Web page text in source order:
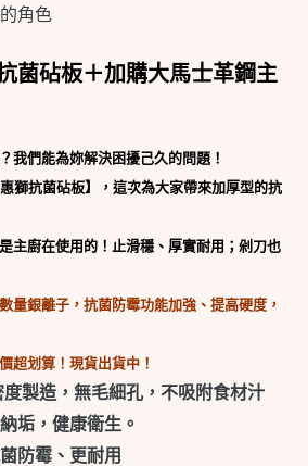
角色
菌砧板＋加購大馬士革鋼主
我們能為妳解決困擾己久的問題！
獅抗菌砧板】，這次為大家帶來加厚型的抗
主廚在使用的！止滑穩、厚實耐用；剁刀也
量銀離子，抗菌防霉功能加強、提高硬度，
超划算！現貨出貨中！
製造，無毛細孔，不吸附食材汁
垢，健康衛生。
防霉、更耐用